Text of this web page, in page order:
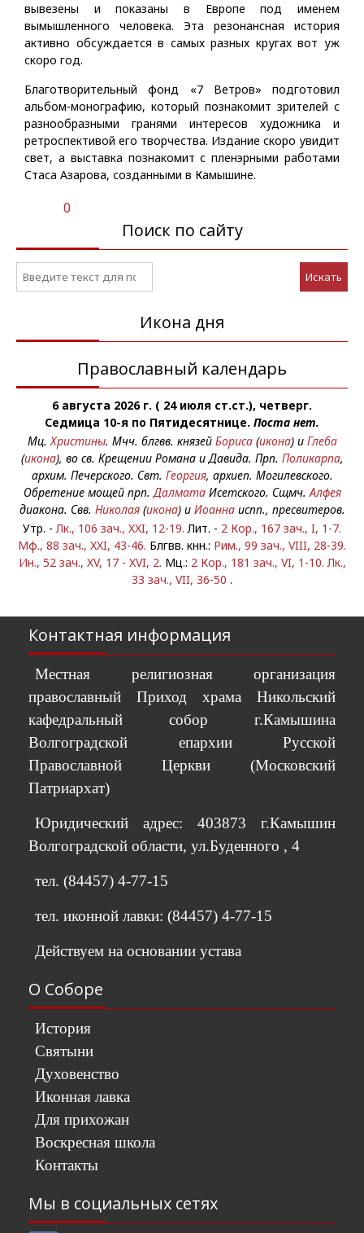
вывезены и показаны в Европе под именем
вымышленного человека. Эта резонансная история
активно обсуждается в самых разных кругах вот уж
скоро год.
Благотворительный фонд «7 Ветров» подготовил
альбом-монографию, который познакомит зрителей с
разнообразными гранями интересов художника и
ретроспективой его творчества. Издание скоро увидит
свет, а выставка познакомит с пленэрными работами
Стаса Азарова, созданными в Камышине.
0
Поиск по сайту
Искать
Икона дня
Православный календарь
6 августа 2026 г. ( 24 июля ст.ст.), четверг.
Седмица 10-я по Пятидесятнице. Поста нет.
Мц.Христины. Мчч. блгвв. князей Бориса(икона) и Глеба
(икона), во св. Крещении Романа и Давида. Прп. Поликарпа,
архим. Печерского. Свт. Георгия, архиеп. Могилевского.
Обретение мощей прп.ДалматаИсетского. Сщмч.Алфея
диакона. Свв. Николая(икона) и Иоаннаиспп., пресвитеров.
Утр. -Лк., 106 зач., XXI, 12-19. Лит. - 2 Кор., 167 зач., I, 1-7.
Мф., 88 зач., XXI, 43-46. Блгвв. кнн.: Рим., 99 зач., VIII, 28-39.
Ин., 52 зач., XV, 17 - XVI, 2. Мц.: 2 Кор., 181 зач., VI, 1-10. Лк.,
33 зач., VII, 36-50 .
Контактная информация
Местная религиозная организация
православный Приход храма Никольский
кафедральный собор г.Камышина
Волгоградской епархии Русской
Православной Церкви (Московский
Патриархат)
Юридический адрес: 403873 г.Камышин
Волгоградской области, ул.Буденного , 4
тел. (84457) 4-77-15
тел. иконной лавки: (84457) 4-77-15
Действуем на основании устава
О Соборе
История
Святыни
Духовенство
Иконная лавка
Для прихожан
Воскресная школа
Контакты
Мы в социальных сетях